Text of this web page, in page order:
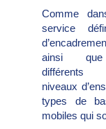
Comme
service
ainsi
niveaux
types de
mobiles qui